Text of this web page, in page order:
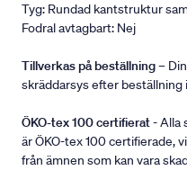
Tyg: Rundad kantstruktur
Fodral avtagbart: Nej
Tillverkas på beställning–
skräddarsys efter beställning
ÖKO-tex 100 certifierat- Alla
är ÖKO-tex 100 certifierade,
från ämnen som kan vara